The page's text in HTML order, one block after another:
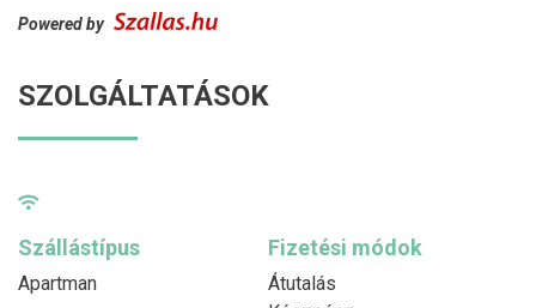
Powered by
SZOLGÁLTATÁSOK
Szállástípus
Apartman
Fizetési módok
Átutalás